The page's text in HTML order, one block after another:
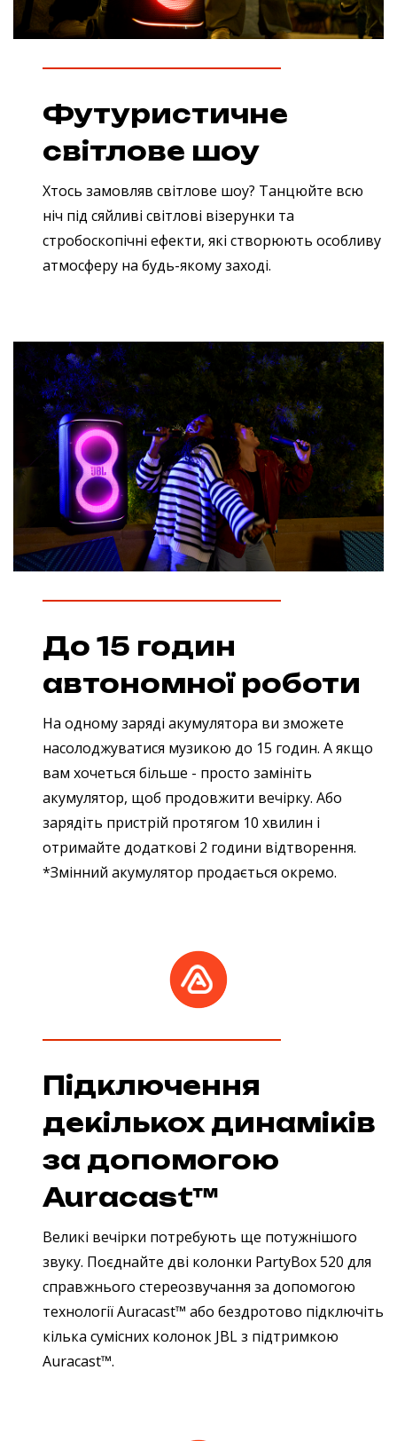
Футуристичне
світлове шоу
Хтось замовляв світлове шоу? Танцюйте всю
ніч під сяйливі світлові візерунки та
стробоскопічні ефекти, які створюють особливу
атмосферу на будь-якому заході.
До 15 годин
автономної роботи
На одному заряді акумулятора ви зможете
насолоджуватися музикою до 15 годин. А якщо
вам хочеться більше - просто замініть
акумулятор, щоб продовжити вечірку. Або
зарядіть пристрій протягом 10 хвилин і
отримайте додаткові 2 години відтворення.
*Змінний акумулятор продається окремо.
Підключення
декількох динаміків
за допомогою
Auracast™
Великі вечірки потребують ще потужнішого
звуку. Поєднайте дві колонки PartyBox 520 для
справжнього стереозвучання за допомогою
технології Auracast™ або бездротово підключіть
кілька сумісних колонок JBL з підтримкою
Auracast™.